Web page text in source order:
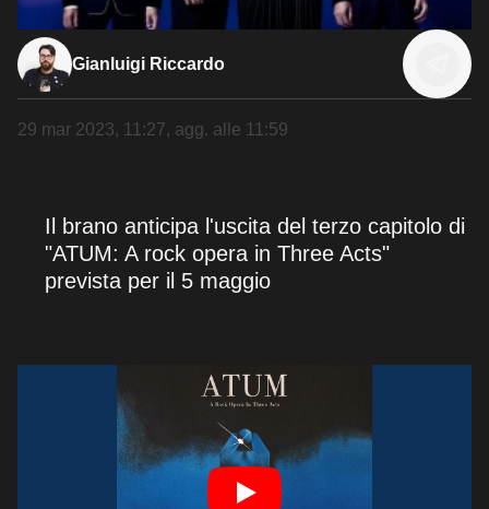
Gianluigi Riccardo
29 mar 2023, 11:27, agg. alle 11:59
Il brano anticipa l'uscita del terzo capitolo di
"ATUM: A rock opera in Three Acts"
prevista per il 5 maggio